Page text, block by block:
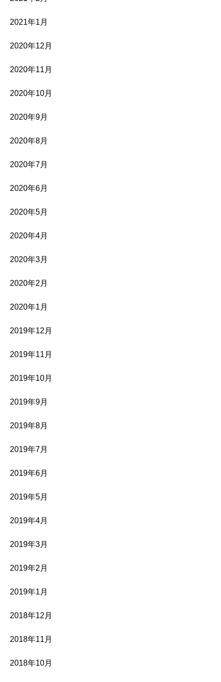
2021年1月
2020年12月
2020年11月
2020年10月
2020年9月
2020年8月
2020年7月
2020年6月
2020年5月
2020年4月
2020年3月
2020年2月
2020年1月
2019年12月
2019年11月
2019年10月
2019年9月
2019年8月
2019年7月
2019年6月
2019年5月
2019年4月
2019年3月
2019年2月
2019年1月
2018年12月
2018年11月
2018年10月